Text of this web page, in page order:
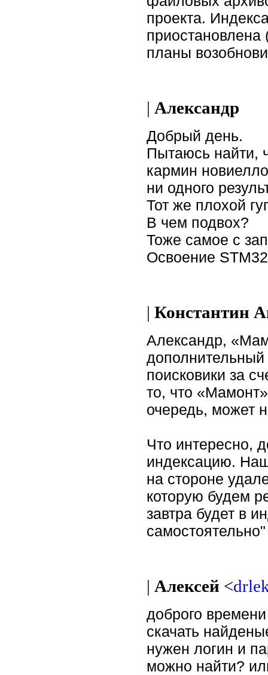
проекта.
приостановлена
планы
| Александр
Добрый день.
Пытаюсь найти,
кармин
ни одного
Тот же плохой
В чем подвох?
Тоже самое с
Освоение
|Константин
Александр,
дополнительный
поисковики за
то, что
очередь, может
Что интересно,
индексацию. Наш
на стороне
которую будем
завтра будет в
| Алексей <
доброго
скачать
нужен логин и
можно найти?